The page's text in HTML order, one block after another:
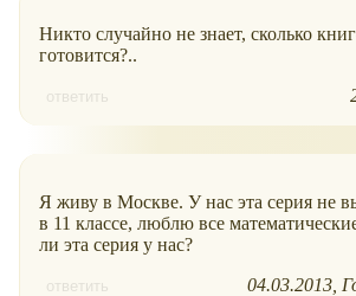
Никто случайно не знает, сколько
готовится?..
ответить
Я живу в Москве. У нас эта серия не
в 11 классе, люблю все
ли эта серия у нас?
ответить 04.03.2013